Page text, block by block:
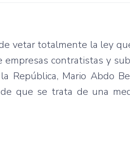
vetar totalmente la ley
contratistas y
República, Mario Abdo
que se trata de una